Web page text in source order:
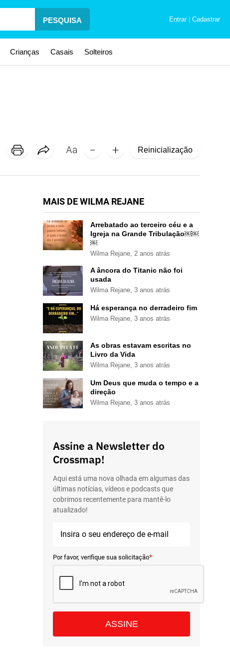
PESQUISA Entrar | Cadastrar
Crianças Casais Solteiros
Reinicialização
MAIS DE WILMA REJANE
Arrebatado ao terceiro céu e a
Igreja na Grande Tribulação￼￼
￼
Wilma Rejane 2 anos atrás
A âncora do Titanic não foi
usada
Wilma Rejane 3 anos atrás
Há esperança no derradeiro fim
Wilma Rejane 3 anos atrás
As obras estavam escritas no
Livro da Vida
Wilma Rejane 3 anos atrás
Um Deus que muda o tempo e a
direção
Wilma Rejane 3 anos atrás
Assine a Newsletter do
Crossmap!
Aqui está uma nova olhada em algumas das
últimas notícias, vídeos e podcasts que
cobrimos recentemente para mantê-lo
atualizado!
Por favor, verifique sua solicitação*
ASSINE